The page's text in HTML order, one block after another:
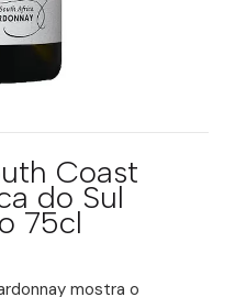
Coast
do Sul
75cl
mostra o